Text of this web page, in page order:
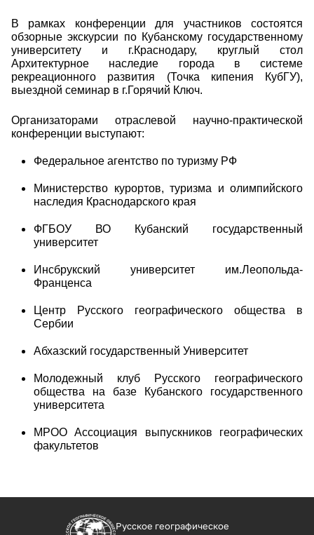
В рамках конференции для участников состоятся
обзорные экскурсии по Кубанскому государственному
университету и г.Краснодару, круглый стол
Архитектурное наследие города в системе
рекреационного развития (Точка кипения КубГУ),
выездной семинар в г.Горячий Ключ.
Организаторами отраслевой научно-практической
конференции выступают:
Федеральное агентство по туризму РФ
Министерство курортов, туризма и олимпийского
наследия Краснодарского края
ФГБОУ ВО Кубанский государственный
университет
Инсбрукский университет им.Леопольда-
Франценса
Центр Русского географического общества в
Сербии
Абхазский государственный Университет
Молодежный клуб Русского географического
общества на базе Кубанского государственного
университета
МРОО Ассоциация выпускников географических
факультетов
Русское географическое